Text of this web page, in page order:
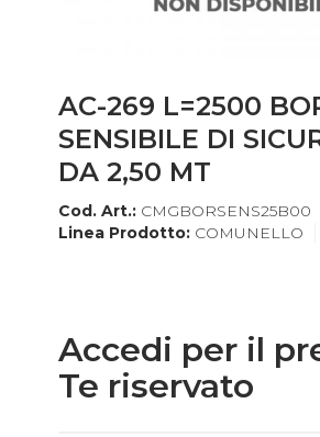
AC-269 L=2500
SENSIBILE DI
DA 2,50 MT
Cod. Art.: CMGBORSENS25B00
Linea Prodotto: COMUNELLO
Accedi per il
Te riservato